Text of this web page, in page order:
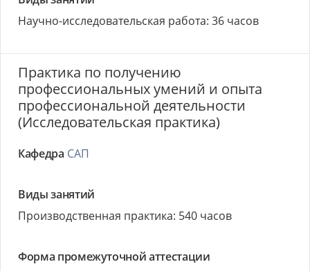
Научно-исследовательская работа: 36 часов
Практика по получению
профессиональных умений и опыта
профессиональной деятельности
(Исследовательская практика)
Кафедра САП
Виды занятий
Производственная практика: 540 часов
Форма промежуточной аттестации